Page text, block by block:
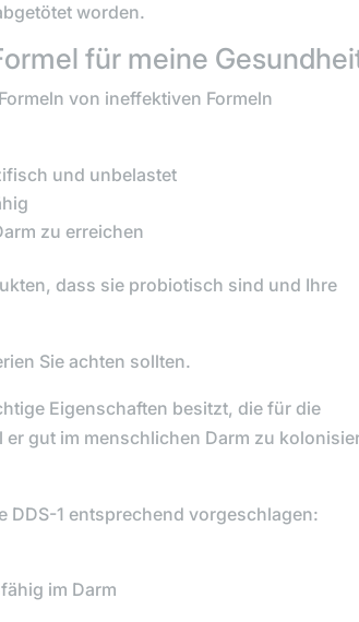
worden.
für meine
von ineffektiven Formeln
und unbelastet
zu erreichen
dass sie probiotisch sind und Ihre
Sie achten sollten.
Eigenschaften besitzt, die für die
gut im menschlichen Darm zu
DDS-1 entsprechend vorgeschlagen:
im Darm